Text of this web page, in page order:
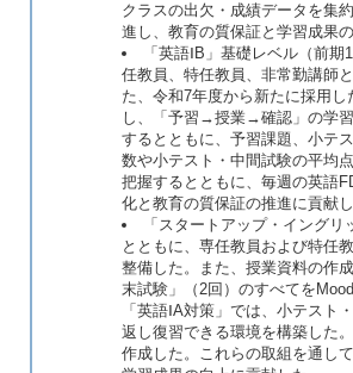
クラスの出欠・成績データを集
進し、教育の質保証と学習成果
「英語ⅠB」基礎レベル（前
任教員、特任教員、非常勤講師
た、令和7年度から新たに採用
し、「予習→授業→確認」の学
するとともに、予習課題、小テ
数や小テスト・中間試験の平均
把握するとともに、毎週の英語
化と教育の質保証の推進に貢献し
「スタートアップ・イング
とともに、専任教員および特任
整備した。また、授業資料の作
末試験」（2回）のすべてを
「英語ⅠA対策」では、小テス
返し復習できる環境を構築した
作成した。これらの取組を通し